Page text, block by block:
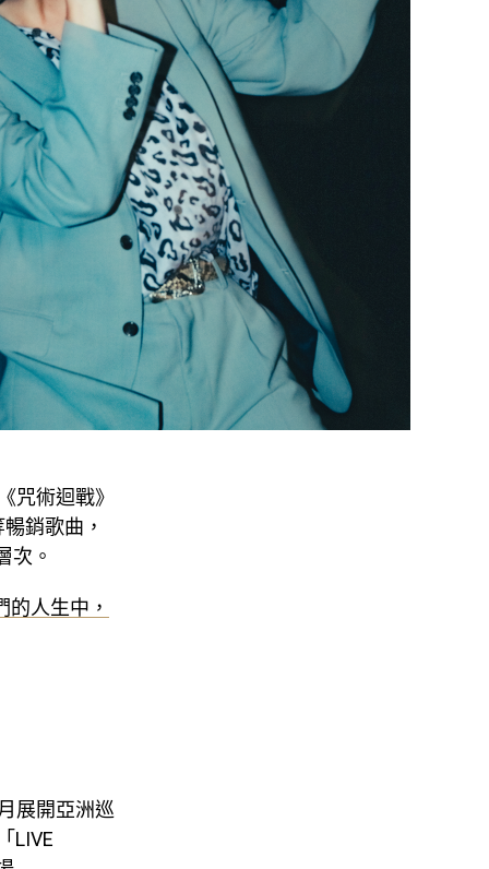
咒術迴戰》
銷歌曲，
次。
的人生中，
展開亞洲巡
LIVE